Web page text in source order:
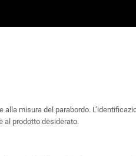
misura del parabordo.
al prodotto desiderato.